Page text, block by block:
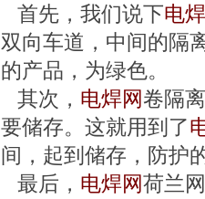
首先，我们说下电
双向车道，中间的隔
的产品，为绿色。
其次， 电焊网卷隔
要储存。这就用到了
间，起到储存，防护
最后， 电焊网荷兰